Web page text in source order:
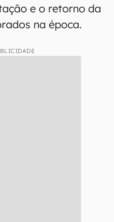
e o retorno da
na época.